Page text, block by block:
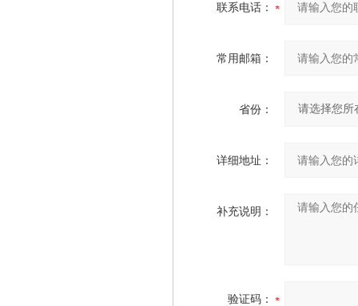
联系电话：
常用邮箱：
省份：
详细地址：
补充说明：
验证码：